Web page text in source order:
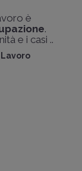
è
.
e i casi ..